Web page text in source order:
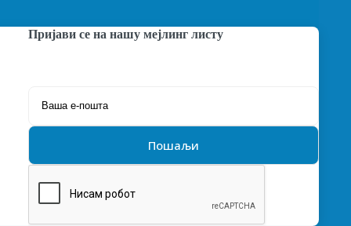
Пријави се на нашу мејлинг листу